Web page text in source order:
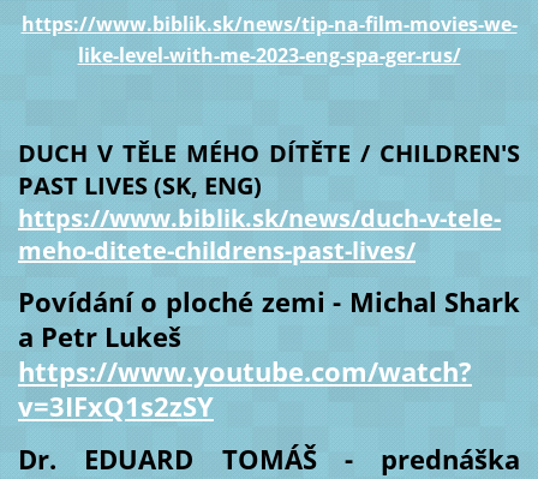
https://www.biblik.sk/news/tip-na-film-movies-we-
like-level-with-me-2023-eng-spa-ger-rus/
DUCH V TĚLE MÉHO DÍTĚTE / CHILDREN'S
PAST LIVES (SK, ENG)
https://www.biblik.sk/news/duch-v-tele-
meho-ditete-childrens-past-lives/
Povídání o ploché zemi - Michal Shark
a Petr Lukeš
https://www.youtube.com/watch?
v=3IFxQ1s2zSY
Dr. EDUARD TOMÁŠ - prednáška